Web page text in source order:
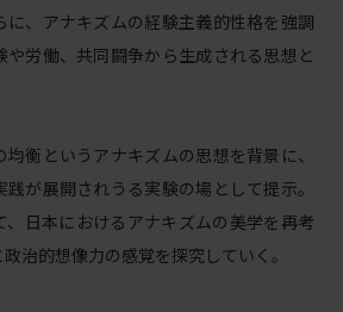
に、アナキズムの経験主義的性格を強調
や労働、共同闘争から生成される思想と
衡というアナキズムの思想を背景に、
が展開されうる実験の場として提示。
、日本におけるアナキズムの美学を再考
政治的想像力の感覚を探究していく。